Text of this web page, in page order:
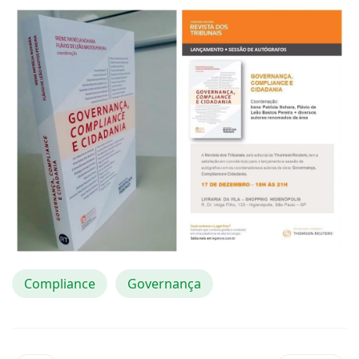
Compliance Governança